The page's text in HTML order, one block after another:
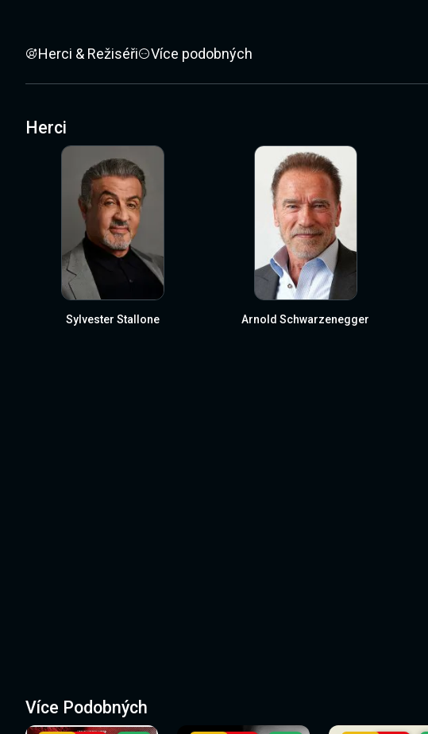
Herci & Režiséři Více podobných
Herci
Sylvester Stallone Arnold Schwarzenegger
Více Podobných